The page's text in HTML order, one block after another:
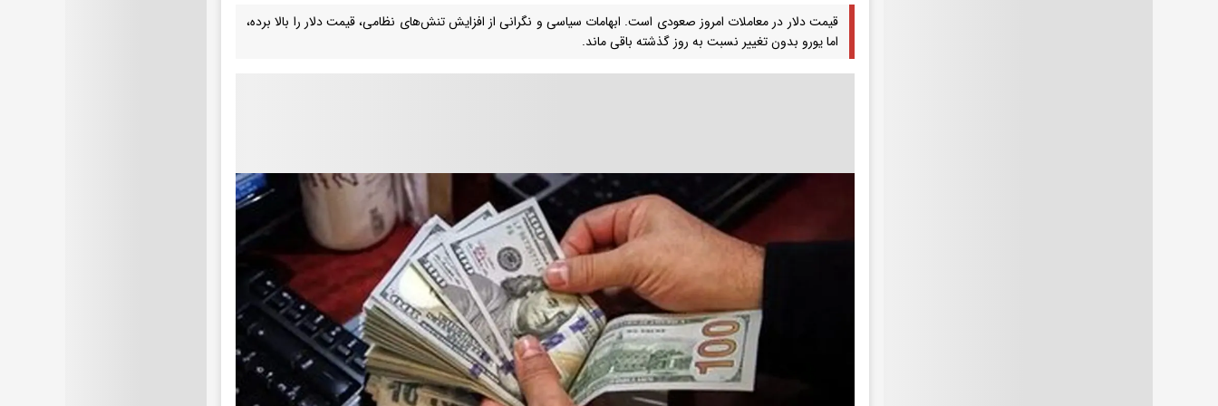
قیمت دلار در معاملات امروز صعودی است. ابهامات سیاسی و نگرانی از افزایش تنش‌های نظامی، قیمت دلار را بالا برده،
اما یورو بدون تغییر نسبت به روز گذشته باقی ماند.